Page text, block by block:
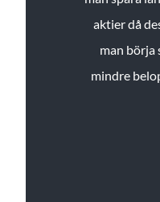
aktier då
man börja
mindre